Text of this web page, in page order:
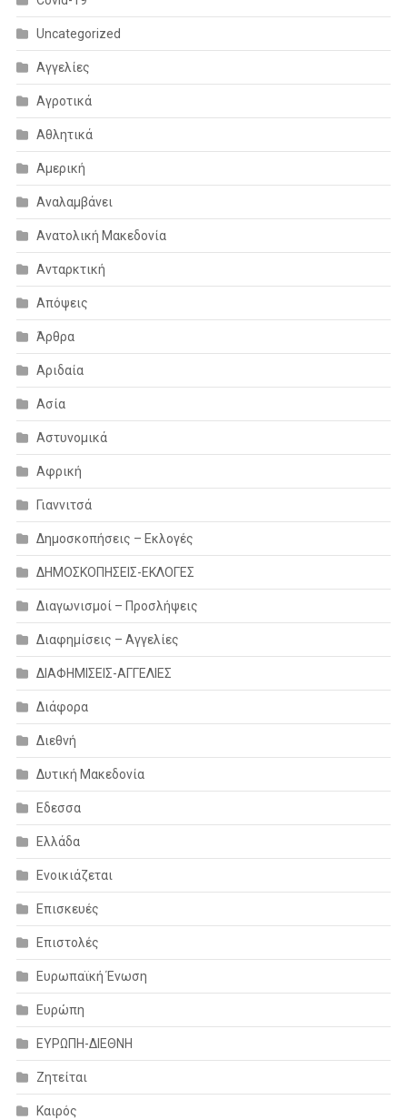
Uncategorized
Αγγελίες
Αγροτικά
Αθλητικά
Αμερική
Αναλαμβάνει
Ανατολική Μακεδονία
Ανταρκτική
Απόψεις
Άρθρα
Αριδαία
Ασία
Αστυνομικά
Αφρική
Γιαννιτσά
Δημοσκοπήσεις – Εκλογές
ΔΗΜΟΣΚΟΠΗΣΕΙΣ-ΕΚΛΟΓΕΣ
Διαγωνισμοί – Προσλήψεις
Διαφημίσεις – Αγγελίες
ΔΙΑΦΗΜΙΣΕΙΣ-ΑΓΓΕΛΙΕΣ
Διάφορα
Διεθνή
Δυτική Μακεδονία
Εδεσσα
Ελλάδα
Ενοικιάζεται
Επισκευές
Επιστολές
Ευρωπαϊκή Ένωση
Ευρώπη
ΕΥΡΩΠΗ-ΔΙΕΘΝΗ
Ζητείται
Καιρός